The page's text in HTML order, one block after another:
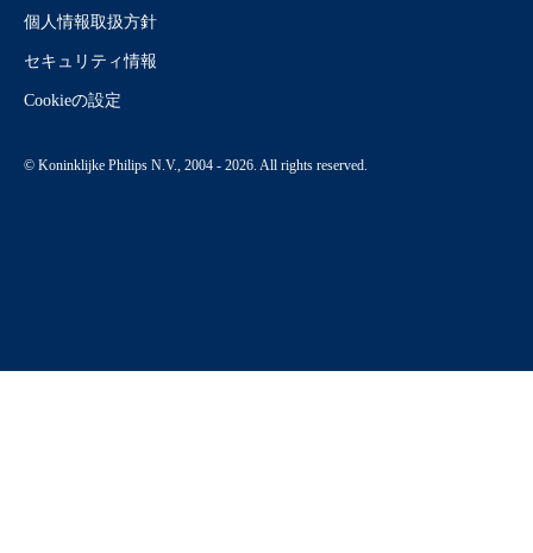
個人情報取扱方針
セキュリティ情報
Cookieの設定
© Koninklijke Philips N.V., 2004 - 2026. All rights reserved.